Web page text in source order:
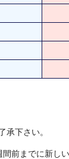
下さい。
前までに新し